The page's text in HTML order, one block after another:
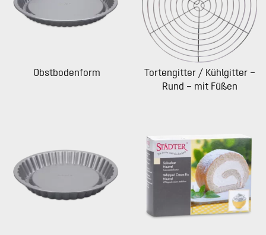
Obstbodenform
Tortengitter / Kühlgitter –
Rund – mit Füßen